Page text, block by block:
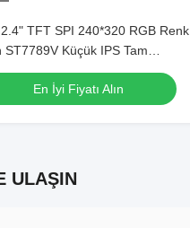
TFT SPI 240*320 RGB Renk
ST7789V Küçük IPS Tam
Açısı 2.4 inç TFT LCD Ekranı
En İyi Fiyatı Alın
ULAŞIN